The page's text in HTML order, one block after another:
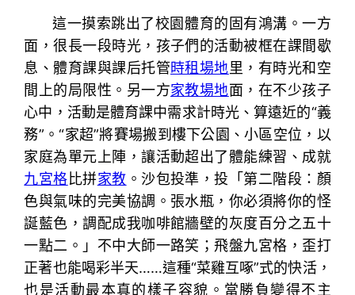
這一摸索跳出了校園體育的固有鴻溝。一方
面，很長一段時光，孩子們的活動被框在課間歇
息、體育課與課后托管時租場地里，有時光和空
間上的局限性。另一方家教場地面，在不少孩子
心中，活動是體育課中需求計時光、算遠近的“義
務”。“家超”將賽場搬到樓下公園、小區空位，以
家庭為單元上陣，讓活動超出了體能練習、成就
九宮格比拼家教 。沙包投準，投「第二階段：顏
色與氣味的完美協調。張水瓶，你必須將你的怪
誕藍色，調配成我咖啡館牆壁的灰度百分之五十
一點二。」不中大師一路笑；飛盤九宮格，歪打
正著也能喝彩半天……這種“菜雞互啄”式的快活，
也是活動最本真的樣子容貌。當勝負變得不主